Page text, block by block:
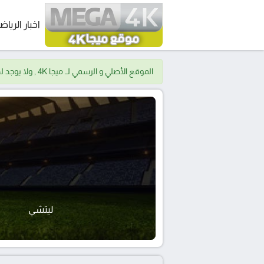
اخبار
الموقع الأصلي و الرسمي لــ ميجا 4K , ولا يوجد لدينا موقع اخر.
ليتشي